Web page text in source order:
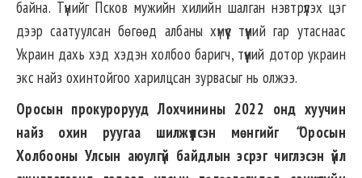
байна. Түүнийг Псков мужийн хилийн шалган нэвтрүүлэх цэг
дээр саатуулсан бөгөөд албаны хүмүүс түүний гар утаснаас
Украин дахь хэд хэдэн холбоо баригч, түүний дотор украин
экс найз охинтойгоо харилцсан зурвасыг нь олжээ.
Оросын прокурорууд Лохчинины 2022 онд хуучин
найз охин руугаа шилжүүлсэн мөнгийг
“Оросын
Холбооны Улсын аюулгүй байдлын эсрэг чиглэсэн үйл